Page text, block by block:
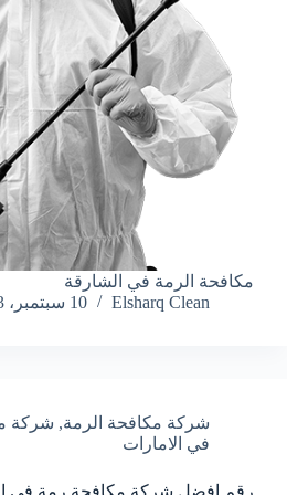
مكافحة الرمة في الشارقة
Elsharq Clean
10 سبتمبر، 2023
شركة مكافحة الرمة, شركة
في الامارات
رقم افضل شركة مكافحة رمة في